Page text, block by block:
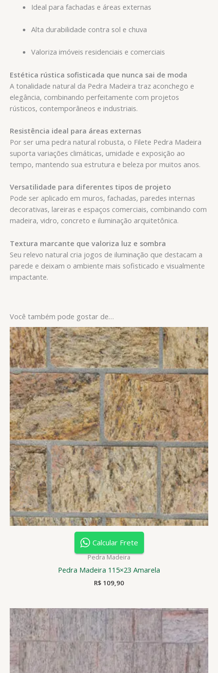
Ideal para fachadas e áreas externas
Alta durabilidade contra sol e chuva
Valoriza imóveis residenciais e comerciais
Estética rústica sofisticada que nunca sai de moda
A tonalidade natural da Pedra Madeira traz aconchego e
elegância, combinando perfeitamente com projetos
rústicos, contemporâneos e industriais.
Resistência ideal para áreas externas
Por ser uma pedra natural robusta, o Filete Pedra Madeira
suporta variações climáticas, umidade e exposição ao
tempo, mantendo sua estrutura e beleza por muitos anos.
Versatilidade para diferentes tipos de projeto
Pode ser aplicado em muros, fachadas, paredes internas
decorativas, lareiras e espaços comerciais, combinando com
madeira, vidro, concreto e iluminação arquitetônica.
Textura marcante que valoriza luz e sombra
Seu relevo natural cria jogos de iluminação que destacam a
parede e deixam o ambiente mais sofisticado e visualmente
impactante.
Você também pode gostar de…
Calcular Frete
Pedra Madeira
Pedra Madeira 115×23 Amarela
R$ 109,90